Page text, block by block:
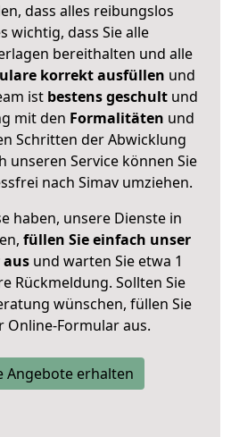
dass alles reibungslos
wichtig, dass Sie alle
bereithalten und alle
korrekt ausfüllen und
ist bestens geschult und
mit den Formalitäten und
Schritten der Abwicklung
unseren Service können Sie
nach Simav umziehen.
haben, unsere Dienste in
füllen Sie einfach unser
und warten Sie etwa 1
Rückmeldung. Sollten Sie
wünschen, füllen Sie
Online-Formular aus.
Angebote erhalten